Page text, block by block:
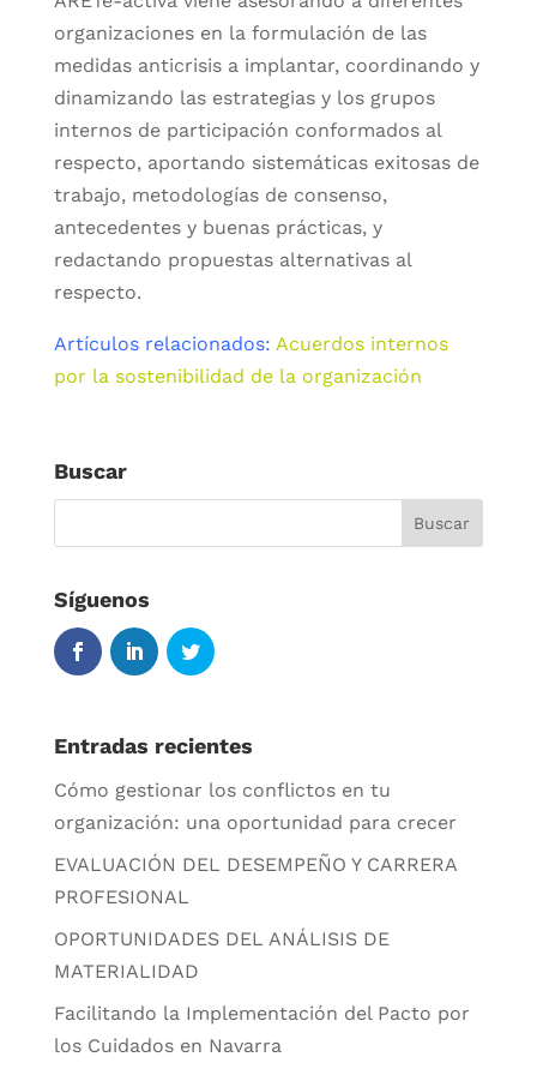
organizaciones en la formulación de las
medidas anticrisis a implantar, coordinando y
dinamizando las estrategias y los grupos
internos de participación conformados al
respecto, aportando sistemáticas exitosas de
trabajo, metodologías de consenso,
antecedentes y buenas prácticas, y
redactando propuestas alternativas al
respecto.
Artículos relacionados: Acuerdos internos
por la sostenibilidad de la organización
Buscar
Síguenos
Entradas recientes
Cómo gestionar los conflictos en tu
organización: una oportunidad para crecer
EVALUACIÓN DEL DESEMPEÑO Y CARRERA
PROFESIONAL
OPORTUNIDADES DEL ANÁLISIS DE
MATERIALIDAD
Facilitando la Implementación del Pacto por
los Cuidados en Navarra